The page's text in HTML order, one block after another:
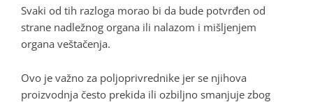
Svaki od tih razloga morao bi da bude potvrđen od
strane nadležnog organa ili nalazom i mišljenjem
organa veštačenja.
Ovo je važno za poljoprivrednike jer se njihova
proizvodnja često prekida ili ozbiljno smanjuje zbog